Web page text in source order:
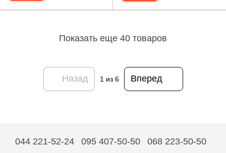
Показать еще 40 товаров
Назад 1 из 6 Вперед
044 221-52-24 095 407-50-50
068 223-50-50